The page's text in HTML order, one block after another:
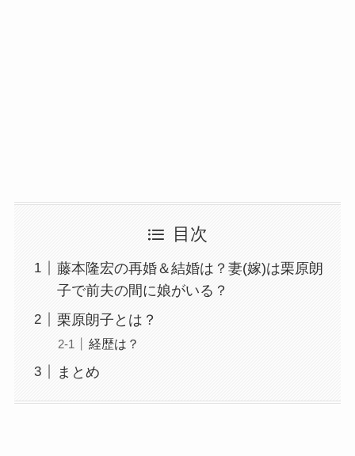
目次
藤本隆宏の再婚＆結婚は？妻(嫁)は栗原朗
子で前夫の間に娘がいる？
栗原朗子とは？
経歴は？
まとめ